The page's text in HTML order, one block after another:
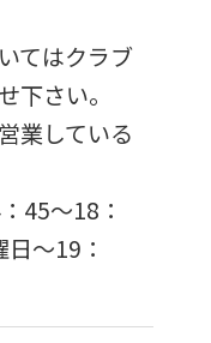
てはクラブ
下さい。
業している
45～18：
～19：